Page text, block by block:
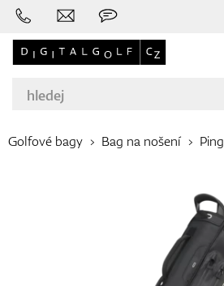
Golfové hole
Golfové bagy Bag na nošení Ping